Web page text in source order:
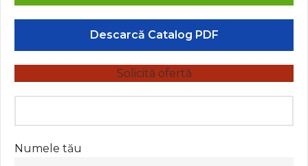
Descarcă Catalog PDF
Solicită ofertă
Numele tău